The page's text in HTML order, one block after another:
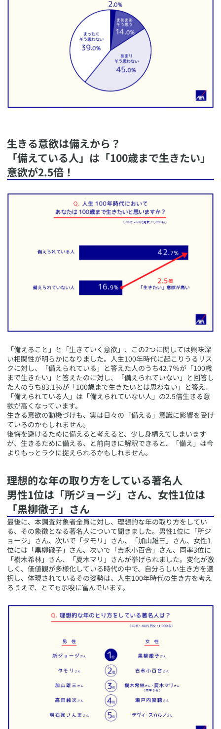
​生きる意欲は備えから？
「備えている人」は「100歳まで生きたい」
意欲が2.5倍！
​「備えること」と「生きていく意欲」、この2つに関しては興味深
い相関性が明らかになりました。人生100年時代に起こりうるリス
クに対し、「備えられている」と答えた人のうち42.7％が「100歳
まで生きたい」と答えたのに対し、「備えられていない」と回答し
た人のうち83.1％が「100歳まで生きたいとは思わない」と答え、
「備えられている人」は「備えられていない人」の2.5倍生きる意
欲が高くなっています。
生きる意欲の動機づけも、実は日々の「備える」意識に影響を受け
ているのかもしれません。
後悔を避けるために備えると考えると、少し身構えてしまいます
が、生きるために備える、と前向きに解釈できると、「備え」は今
よりもっとラクに捉えられるかもしれません。
​理想的な年の取り方をしている著名人
男性1位は「所ジョージ」さん、女性1位は
「黒柳徹子」さん
​最後に、本調査対象者全員に対し、理想的な年の取り方をしてい
る、その象徴となる著名人について聞きました。男性1位に「所ジ
ョージ」さん、次いで「タモリ」さん、「加山雄三」さん、女性1
位には「黒柳徹子」さん、次いで「吉永小百合」さん、同率3位に
「樹木希林」さん、「夏木マリ」さんが挙げられました。変化が激
しく、価値観が多様化している時代の中で、自分らしい生き方を選
択し、体現されているその姿勢は、人生100年時代の生き方を考え
るうえで、とても示唆に富んでいます。